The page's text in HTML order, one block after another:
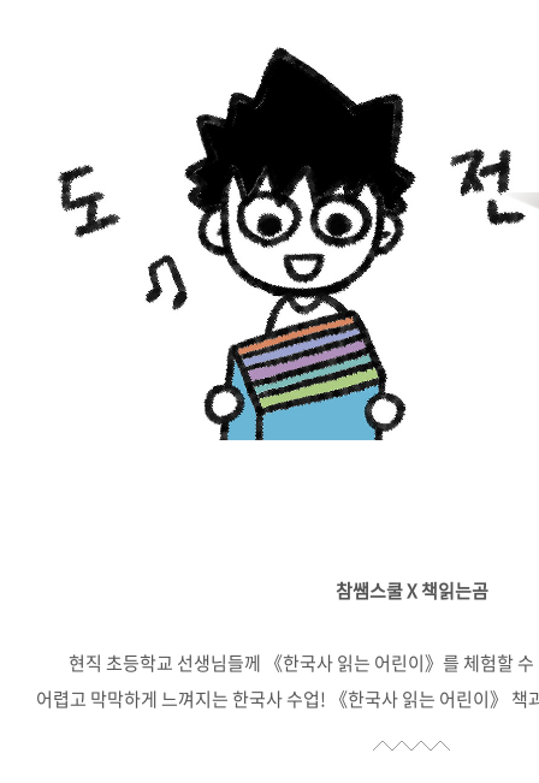
참쌤스쿨 X 책읽는곰
현직 초등학교 선생님들께 《한국사 읽는 어린이》 를 체험할
어렵고 막막하게 느껴지는 한국사 수업! 《한국사 읽는 어린이》 책